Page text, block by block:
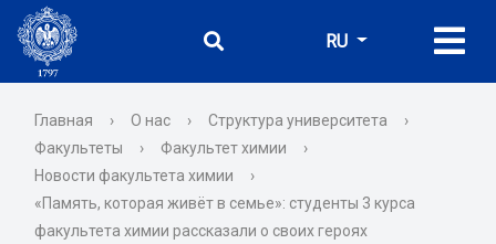
RU
Главная › О нас › Структура университета
›
Факультеты
› Факультет химии
›
Новости факультета химии
›
«Память, которая живёт в семье»: студенты 3 курса
факультета химии рассказали о своих героях